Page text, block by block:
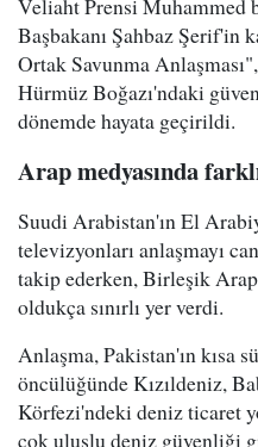
Veliaht Prensi Muhammed
Başbakanı Şahbaz Şerif'in
Ortak Savunma
Hürmüz Boğazı'ndaki
dönemde hayata geçirildi.
Arap medyasında
Suudi Arabistan'ın El
televizyonları anlaşmayı
takip ederken, Birleşik
oldukça sınırlı yer verdi.
Anlaşma, Pakistan'ın kısa
öncülüğünde Kızıldeniz,
Körfezi'ndeki deniz ticaret
çok uluslu deniz güvenliği